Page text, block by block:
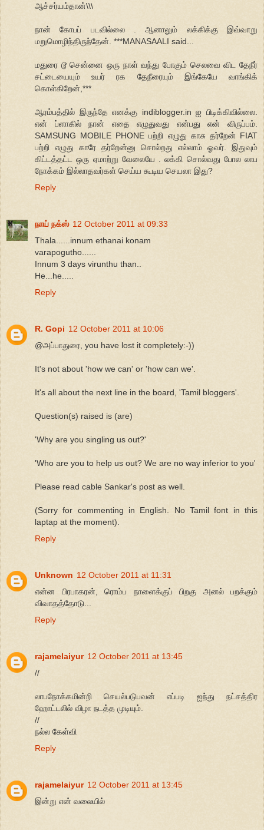
ஆச்சர்யம்தான்\\\
நான் கோபப் படவில்லை . ஆனாலும் லக்கிக்கு இவ்வாறு
மறுமொழிந்திருந்தேன். ***MANASAALI said...
மதுரை டூ சென்னை ஒரு நாள் வந்து போகும் செலவை விட தேநீர்
சட்டையையும் உயர் ரக தேநீரையும் இங்கேயே வாங்கிக்
கொள்கிறேன்,***
ஆரம்பத்தில் இருந்தே எனக்கு indiblogger.in ஐ பிடிக்கிவில்லை.
என் ப்ளாகில் நான் எதை எழுதுவது என்பது என் விருப்பம்.
SAMSUNG MOBILE PHONE பற்றி எழுது காசு தர்றேன் FIAT
பற்றி எழுது காரே தர்றேன்னு சொல்றது எல்லாம் ஓவர். இதுவும்
கிட்டத்தட்ட ஒரு ஏமாற்று வேலையே . லக்கி சொல்வது போல லாப
நோக்கம் இல்லாதவர்கள் செய்ய கூடிய செயலா இது?
Reply
நாய் நக்ஸ் 12 October 2011 at 09:33
Thala......innum ethanai konam
varapogutho......
Innum 3 days virunthu than..
He...he.....
Reply
R. Gopi 12 October 2011 at 10:06
@அப்பாதுரை, you have lost it completely:-))
It's not about 'how we can' or 'how can we'.
It's all about the next line in the board, 'Tamil bloggers'.
Question(s) raised is (are)
'Why are you singling us out?'
'Who are you to help us out? We are no way inferior to you'
Please read cable Sankar's post as well.
(Sorry for commenting in English. No Tamil font in this
laptap at the moment).
Reply
Unknown 12 October 2011 at 11:31
என்ன பிரபாகரன், ரொம்ப நாளைக்குப் பிறகு அனல் பறக்கும்
விவாதத்தோடு...
Reply
rajamelaiyur 12 October 2011 at 13:45
//
லாபநோக்கமின்றி செயல்படுபவன் எப்படி ஐந்து நட்சத்திர
ஹோட்டலில் விழா நடத்த முடியும்.
//
நல்ல கேள்வி
Reply
rajamelaiyur 12 October 2011 at 13:45
இன்று என் வலையில்